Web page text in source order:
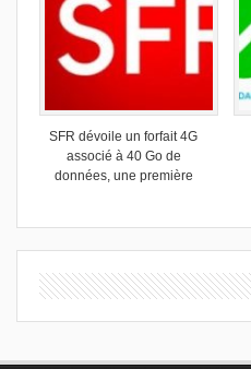
SFR dévoile un forfait 4G
associé à 40 Go de
données, une première